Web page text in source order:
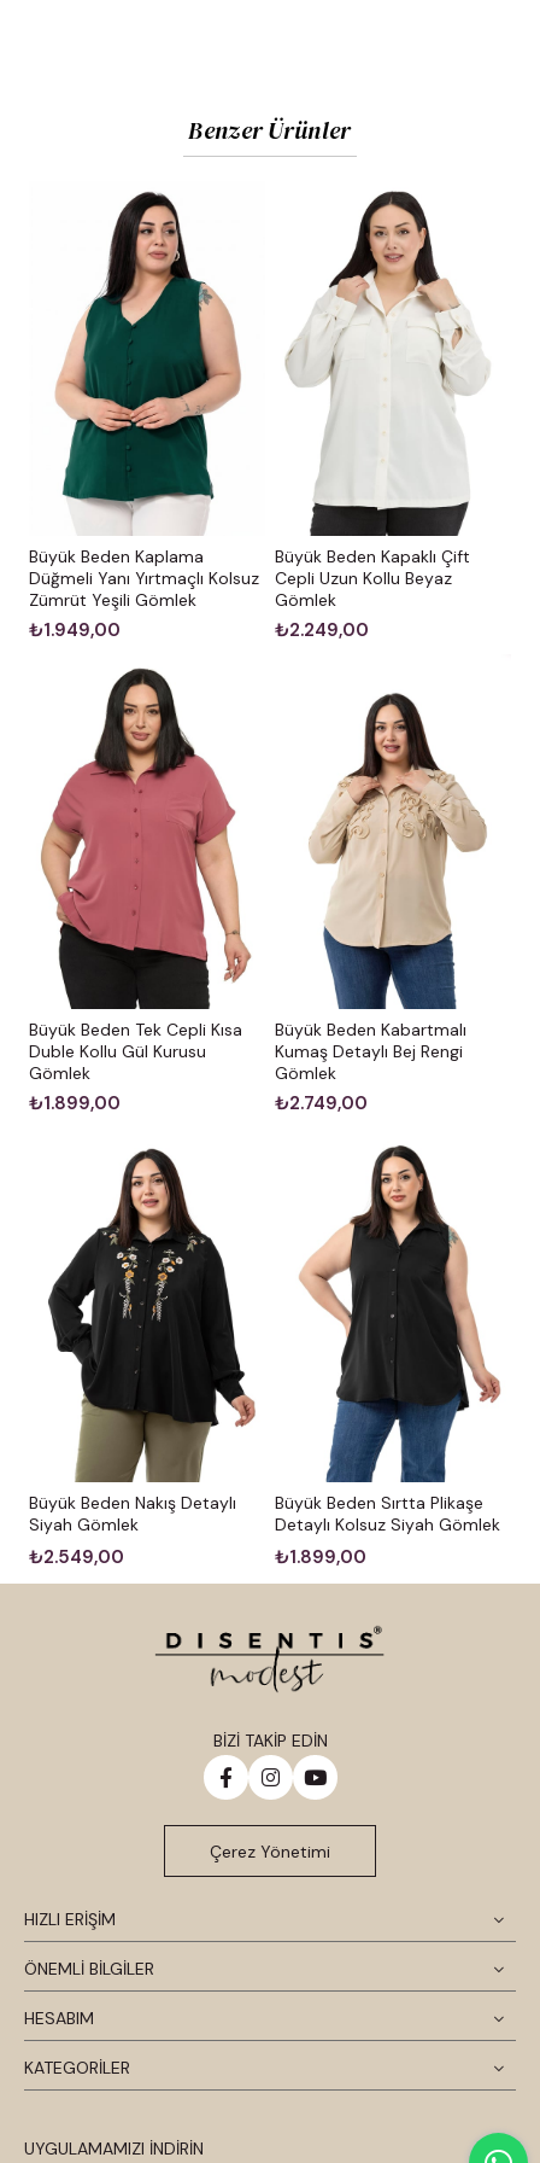
Kumaş ve Beden Bilgisi
ve dökümlü doku).
Görseldeki Ürün Bedeni:
Manken Ölçüleri:
Boy:
173 cm
Göğüs:108 cm | 87 cm |
119 cm
Bakım ve Uyarılar
Yıkama:Ürünün dokusunu ve rengini uzun süre
koruması için çamaşır makinesinde
30°C’de
yıkanması tavsiye edilir.
Renk Notu:Stüdyo çekimlerindeki ışıklandırma
nedeniyle ürün renginde çok küçük ton farkları
oluşabilir.
Benzer Ürünler
Büyük Beden Kaplama
Düğmeli Yanı Yırtmaçlı Kolsuz
Zümrüt Yeşili Gömlek
₺1.949,00
Büyük Beden Kapaklı Çift
Cepli Uzun Kollu Beyaz
Gömlek
₺2.249,00
Büyük Beden Tek Cepli Kısa
Duble Kollu Gül Kurusu
Gömlek
₺1.899,00
Büyük Beden Kabartmalı
Kumaş Detaylı Bej Rengi
Gömlek
₺2.749,00
Büyük Beden Nakış Detaylı
Siyah Gömlek
₺2.549,00
Büyük Beden Sırtta Plikaşe
Detaylı Kolsuz Siyah Gömlek
₺1.899,00
HIZLI ERİŞİM
ÖNEMLİ BİLGİLER
HESABIM
KATEGORİLER
UYGULAMAMIZI İNDİRİN
BİZİ TAKİP EDİN
Çerez Yönetimi